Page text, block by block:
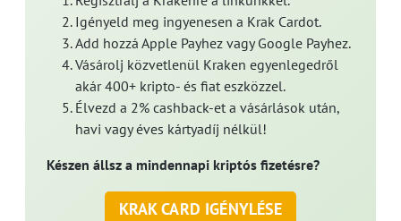
Igényeld meg ingyenesen a Krak Cardot.
Add hozzá Apple Payhez vagy Google Payhez.
Vásárolj közvetlenül Kraken egyenlegedről
akár 400+ kripto- és fiat eszközzel.
Élvezd a 2% cashback-et a vásárlások után,
havi vagy éves kártyadíj nélkül!
Készen állsz a mindennapi kriptós fizetésre?
KRAK CARD IGÉNYLÉSE